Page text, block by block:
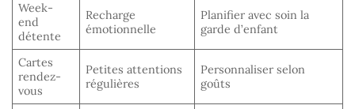
Week-
end
détente
Recharge
émotionnelle
Planifier avec soin la
garde d’enfant
Cartes
rendez-
vous
Petites attentions
régulières
Personnaliser selon
goûts